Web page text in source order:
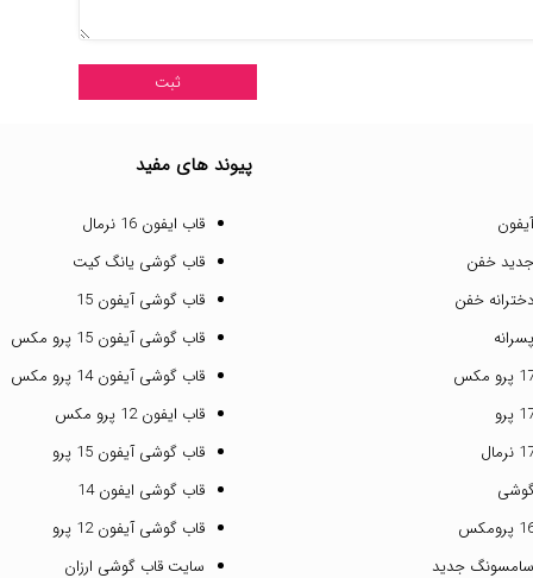
خفن
خفن
جدید
پیوند های مفید
قاب ایفون 16 نرمال
قاب گوشی یانگ کیت
قاب گوشی آیفون 15
قاب گوشی آیفون 15 پرو مکس
قاب گوشی آیفون 14 پرو مکس
قاب ایفون 12 پرو مکس
قاب گوشی آیفون 15 پرو
قاب گوشی ایفون 14
قاب گوشی آیفون 12 پرو
سایت قاب گوشی ارزان